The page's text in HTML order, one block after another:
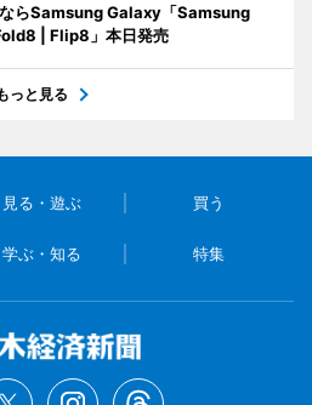
らSamsung Galaxy「Samsung
| Flip8」本日発売
っと見る
見る・遊ぶ 買う
学ぶ・知る 特集